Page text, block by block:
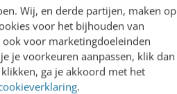
Wij, en derde partijen, maken op
voor het bijhouden van
voor marketingdoeleinden
je voorkeuren aanpassen, klik dan
klikken, ga je akkoord met het
.